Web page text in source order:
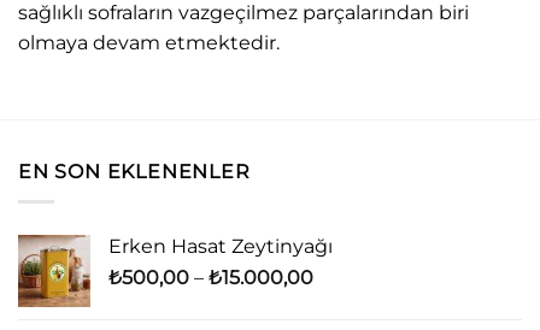
sağlıklı sofraların vazgeçilmez parçalarından biri
olmaya devam etmektedir.
EN SON EKLENENLER
Erken Hasat Zeytinyağı
₺500,00 – ₺15.000,00Fiyat